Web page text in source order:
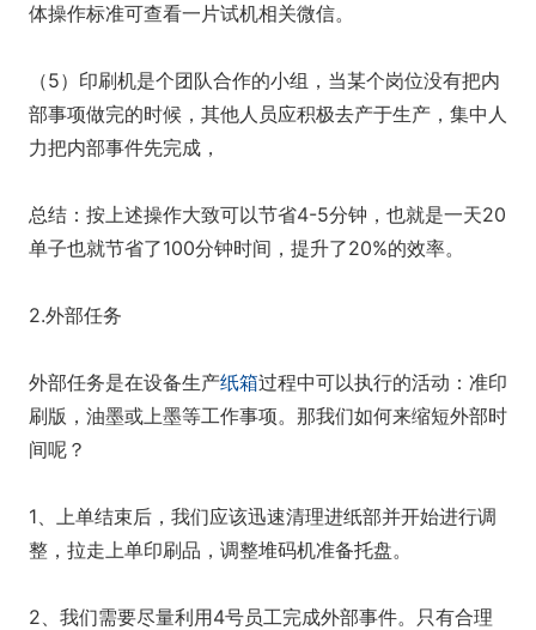
体操作标准可查看一片试机相关微信。
（5）印刷机是个团队合作的小组，当某个岗位没有把内
部事项做完的时候，其他人员应积极去产于生产，集中人
力把内部事件先完成，
总结：按上述操作大致可以节省4-5分钟，也就是一天20
单子也就节省了100分钟时间，提升了20%的效率。
2.外部任务
外部任务是在设备生产纸箱过程中可以执行的活动：准印
刷版，油墨或上墨等工作事项。那我们如何来缩短外部时
间呢？
1、上单结束后，我们应该迅速清理进纸部并开始进行调
整，拉走上单印刷品，调整堆码机准备托盘。
2、我们需要尽量利用4号员工完成外部事件。只有合理